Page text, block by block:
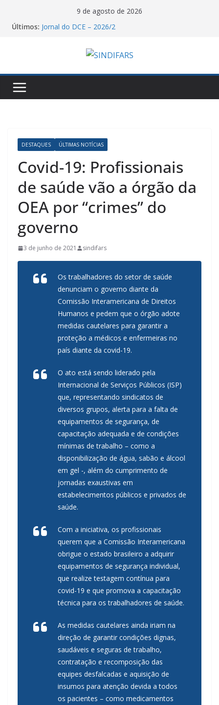
9 de agosto de 2026
Últimos: Jornal do DCE – 2026/2
O Sindifars e a CTB-RS convoca a todos para o dia
nacional de mobilização pelo fim da escala 6X1!
de Farmácia Pela Reconstrução da ENEFAR!
DESTAQUES ÚLTIMAS NOTÍCIAS
Covid-19: Profissionais
de saúde vão a órgão da
OEA por “crimes” do
governo
3 de junho de 2021 sindifars
Os trabalhadores do setor de saúde
denunciam o governo diante da
Comissão Interamericana de Direitos
Humanos e pedem que o órgão adote
medidas cautelares para garantir a
proteção a médicos e enfermeiras no
país diante da covid-19.
O ato está sendo liderado pela
Internacional de Serviços Públicos (ISP)
que, representando sindicatos de
diversos grupos, alerta para a falta de
equipamentos de segurança, de
capacitação adequada e de condições
mínimas de trabalho – como a
disponibilização de água, sabão e álcool
em gel -, além do cumprimento de
jornadas exaustivas em
estabelecimentos públicos e privados de
saúde.
Com a iniciativa, os profissionais
querem que a Comissão Interamericana
obrigue o estado brasileiro a adquirir
equipamentos de segurança individual,
que realize testagem contínua para
covid-19 e que promova a capacitação
técnica para os trabalhadores de saúde.
As medidas cautelares ainda iriam na
direção de garantir condições dignas,
saudáveis e seguras de trabalho,
contratação e recomposição das
equipes desfalcadas e aquisição de
insumos para atenção devida a todos
os pacientes – como medicamentos